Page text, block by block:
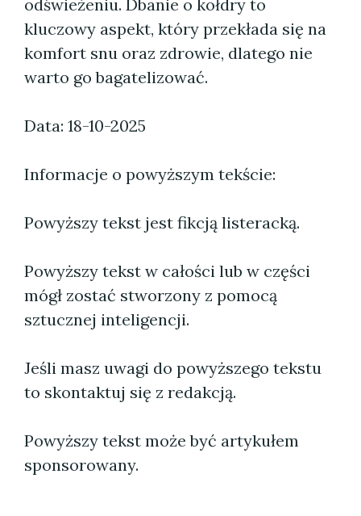
odświeżeniu. Dbanie o kołdry to
kluczowy aspekt, który przekłada się na
komfort snu oraz zdrowie, dlatego nie
warto go bagatelizować.
Data: 18-10-2025
Informacje o powyższym tekście:
Powyższy tekst jest fikcją listeracką.
Powyższy tekst w całości lub w części
mógł zostać stworzony z pomocą
sztucznej inteligencji.
Jeśli masz uwagi do powyższego tekstu
to skontaktuj się z redakcją.
Powyższy tekst może być artykułem
sponsorowany.